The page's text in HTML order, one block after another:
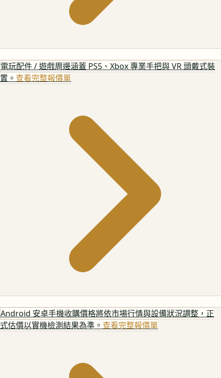
電玩配件 / 遊戲周邊涵蓋 PS5、Xbox 專業手把與 VR 頭戴式裝
置。 查看完整報價單
Android 安卓手機收購價格將依市場行情與設備狀況調整，正
式估價以實機檢測結果為準。 查看完整報價單